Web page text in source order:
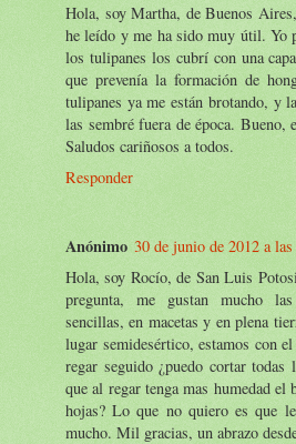
Hola, soy Martha, de Buenos
he leído y me ha sido muy útil. Yo
los tulipanes los cubrí con una
que prevenía la formación de
tulipanes ya me están brotando, y
las sembré fuera de época. Bueno,
Saludos cariñosos a todos.
Responder
Anónimo 30 de junio de 2012 a
Hola, soy Rocío, de San Luis
pregunta, me gustan mucho
sencillas, en macetas y en plena
lugar semidesértico, estamos con
regar seguido ¿puedo cortar todas
que al regar tenga mas humedad
hojas? Lo que no quiero es que
mucho. Mil gracias, un abrazo